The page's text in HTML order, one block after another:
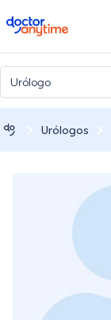
doctoranytime
Urólogos